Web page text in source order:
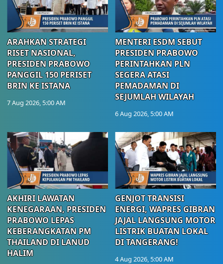
ARAHKAN STRATEGI
RISET NASIONAL,
PRESIDEN PRABOWO
PANGGIL 150 PERISET
BRIN KE ISTANA
7 Aug 2026, 5:00 AM
MENTERI ESDM SEBUT
PRESIDEN PRABOWO
PERINTAHKAN PLN
SEGERA ATASI
PEMADAMAN DI
SEJUMLAH WILAYAH
6 Aug 2026, 5:00 AM
AKHIRI LAWATAN
KENEGARAAN, PRESIDEN
PRABOWO LEPAS
KEBERANGKATAN PM
THAILAND DI LANUD
HALIM
GENJOT TRANSISI
ENERGI, WAPRES GIBRAN
JAJAL LANGSUNG MOTOR
LISTRIK BUATAN LOKAL
DI TANGERANG!
4 Aug 2026, 5:00 AM